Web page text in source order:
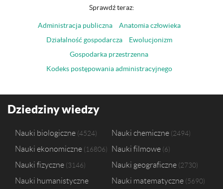
Sprawdź teraz:
Administracja publiczna
Anatomia człowieka
Działalność gospodarcza
Ewolucjonizm
Gospodarka przestrzenna
Kodeks postępowania administracyjnego
Dziedziny wiedzy
Nauki biologiczne 4524 Nauki chemiczne 2494
Nauki ekonomiczne 16806 Nauki filmowe 6
Nauki fizyczne 3146 Nauki geograficzne 2730
Nauki humanistyczne Nauki matematyczne 5690